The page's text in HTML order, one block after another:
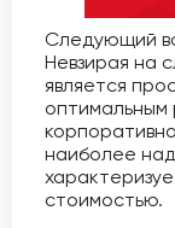
Следующий
Невзирая на
является
наиболее
стоимостью.